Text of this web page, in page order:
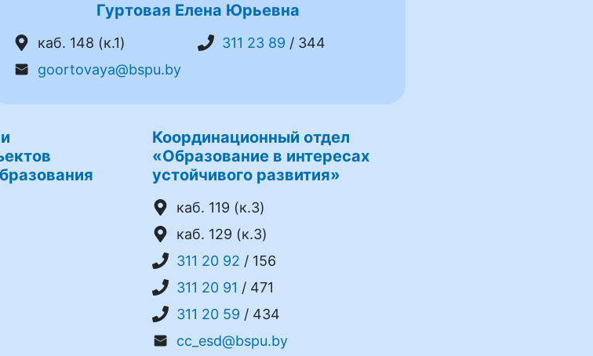
Гуртовая Елена Юрьевна
каб. 148 (к.1) 311 23 89 / 344
goortovaya@bspu.by
Координационный отдел
«Образование в интересах
устойчивого развития»
каб. 119 (к.3)
каб. 129 (к.3)
311 20 92 / 156
311 20 91 / 471
311 20 59 / 434
cc_esd@bspu.by